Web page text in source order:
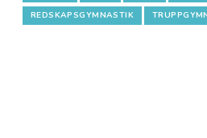
REDSKAPSGYMNASTIK